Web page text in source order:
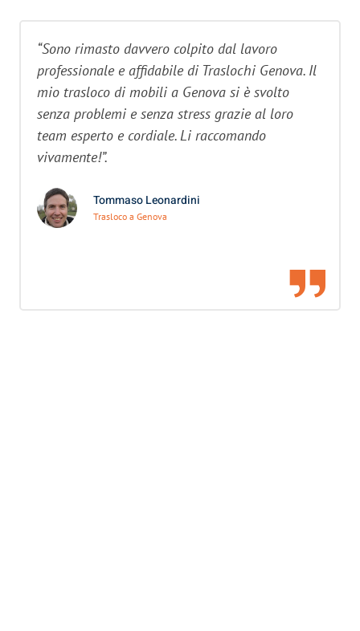
“Sono rimasto davvero colpito dal lavoro
professionale e affidabile di Traslochi Genova. Il
mio trasloco di mobili a Genova si è svolto
senza problemi e senza stress grazie al loro
team esperto e cordiale. Li raccomando
vivamente!”.
Tommaso Leonardini
Trasloco a Genova